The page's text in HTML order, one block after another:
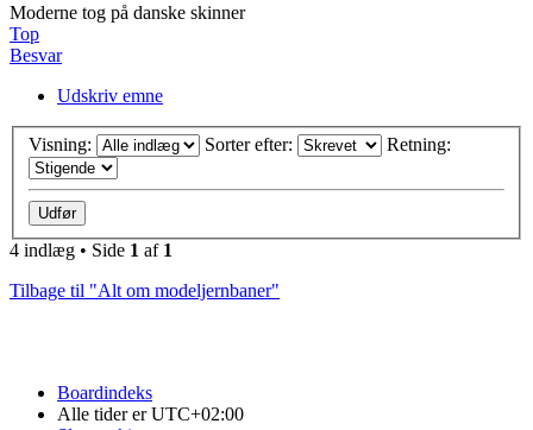
Moderne tog på danske skinner
Top
Besvar
Udskriv emne
Visning: Sorter efter: Retning:
4 indlæg • Side 1 af 1
Tilbage til "Alt om modeljernbaner"
Boardindeks
Alle tider erUTC+02:00